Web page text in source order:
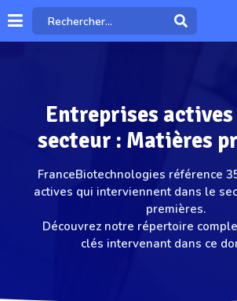
Entreprises actives
secteur : Matières
FranceBiotechnologies référence
actives qui interviennent dans le
premières.
Découvrez notre répertoire
clés intervenant dans ce